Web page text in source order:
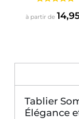
à partir de Prix
Tablier
Élégance